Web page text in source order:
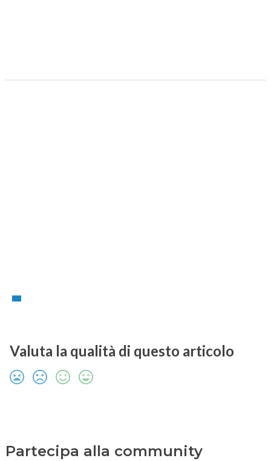
Valuta la qualità di questo articolo
Partecipa alla community